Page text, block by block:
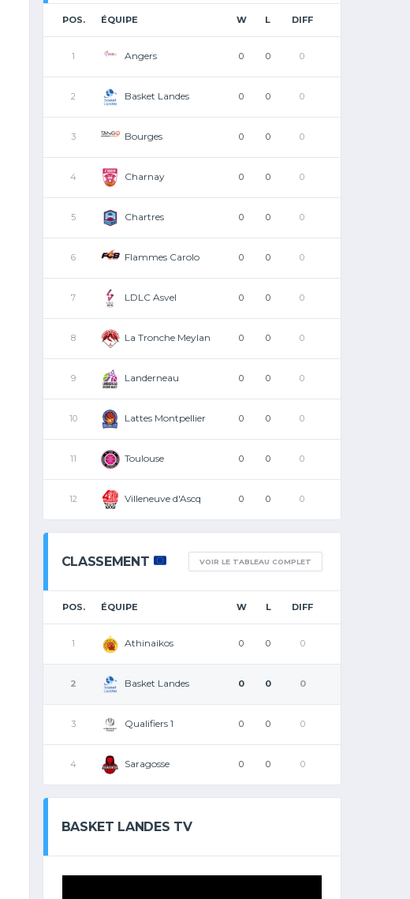
POS. ÉQUIPE W L DIFF
1 Angers 0 0 0
2 Basket Landes 0 0 0
3 Bourges 0 0 0
4 Charnay 0 0 0
5 Chartres 0 0 0
6 Flammes Carolo 0 0 0
7 LDLC Asvel 0 0 0
8 La Tronche Meylan 0 0 0
9 Landerneau 0 0 0
10 Lattes Montpellier 0 0 0
11 Toulouse 0 0 0
12 Villeneuve d'Ascq 0 0 0
CLASSEMENT VOIR LE TABLEAU COMPLET
POS. ÉQUIPE W L DIFF
1 Athinaikos 0 0 0
2 Basket Landes 0 0 0
3 Qualifiers 1 0 0 0
4 Saragosse 0 0 0
BASKET LANDES TV